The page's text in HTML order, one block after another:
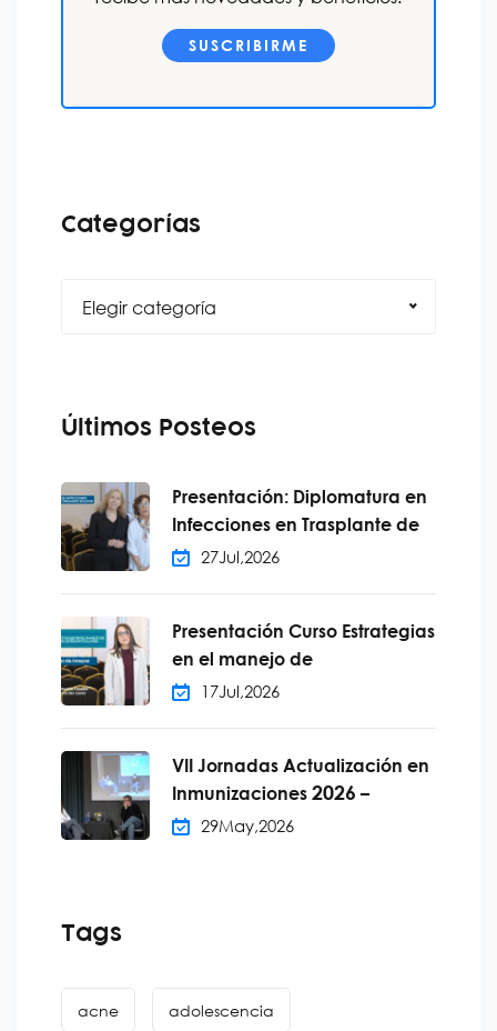
SUSCRIBIRME
Categorías
Elegir categoría
Últimos Posteos
Presentación: Diplomatura en
Infecciones en Trasplante de
27 Jul, 2026
Presentación Curso Estrategias
en el manejo de
17 Jul, 2026
VII Jornadas Actualización en
Inmunizaciones 2026 –
29May, 2026
Tags
acne adolescencia